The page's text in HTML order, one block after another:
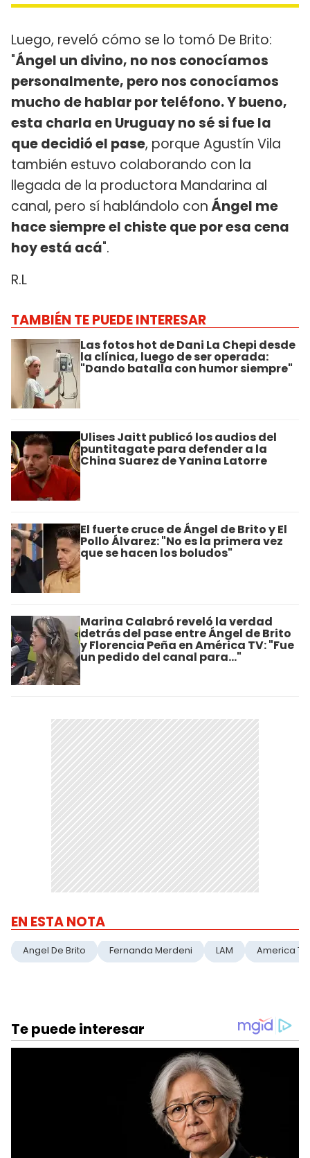
Luego, reveló cómo se lo tomó De Brito:
"Ángel un divino, no nos conocíamos
personalmente, pero nos conocíamos
mucho de hablar por teléfono. Y bueno,
esta charla en Uruguay no sé si fue la
que decidió el pase, porque Agustín Vila
también estuvo colaborando con la
llegada de la productora Mandarina al
canal, pero sí hablándolo conÁngel me
hace siempre el chiste que por esa cena
hoy está acá".
R.L
TAMBIÉN TE PUEDE INTERESAR
Las fotos hot de Dani La Chepi desde
la clínica, luego de ser operada:
"Dando batalla con humor siempre"
Ulises Jaitt publicó los audios del
puntitagate para defender a la
China Suarez de Yanina Latorre
El fuerte cruce de Ángel de Brito y El
Pollo Álvarez: "No es la primera vez
que se hacen los boludos"
Marina Calabró reveló la verdad
detrás del pase entre Ángel de Brito
y Florencia Peña en América TV: "Fue
un pedido del canal para..."
EN ESTA NOTA
Angel De Brito Fernanda Merdeni LAM America TV